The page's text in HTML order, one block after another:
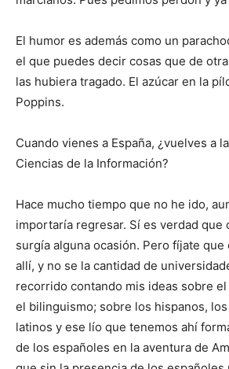
El humor es además como un
el que puedes decir cosas que de
las hubiera tragado. El azúcar en la
Poppins.
Cuando vienes a España, ¿vuelves a
Ciencias de la Información?
Hace mucho tiempo que no he ido,
importaría regresar. Sí es verdad que
surgía alguna ocasión. Pero fíjate que
allí, y no se la cantidad de
recorrido contando mis ideas sobre
el bilinguismo; sobre los hispanos,
latinos y ese lío que tenemos ahí
de los españoles en la aventura de